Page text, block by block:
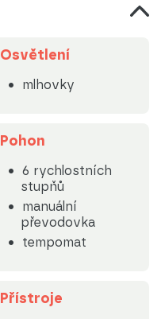
Osvětlení
mlhovky
Pohon
6 rychlostních
stupňů
manuální
převodovka
tempomat
Přístroje